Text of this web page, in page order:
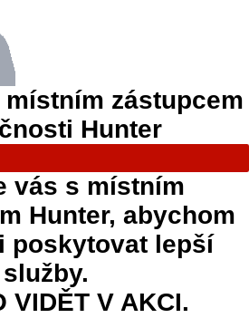
místním zástupcem
Hunter
vás s místním
Hunter, abychom
poskytovat lepší
služby.
VIDĚT V AKCI.